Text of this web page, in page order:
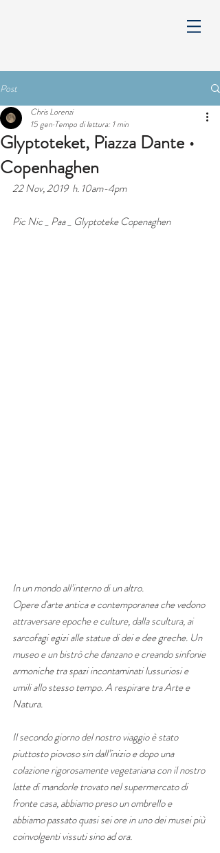
Post
Glyptoteket, Piazza Dante •
Copenhaghen
Chris Lorenzi
15 gen Tempo di lettura: 1 min
22 Nov, 2019  h. 10am-4pm
Pic Nic _ Paa _ Glyptoteke Copenaghen
In un mondo all’interno di un altro.
Opere d'arte antica e contemporanea che vedono
attraversare epoche e culture, dalla scultura, ai
sarcofagi egizi alle statue di dei e dee greche. Un
museo e un bistrò che danzano e creando sinfonie
armoniche tra spazi incontaminati lussuriosi e
umili allo stesso tempo. A respirare tra Arte e
Natura.
Il secondo giorno del nostro viaggio è stato
piuttosto piovoso sin dall’inizio e dopo una
colazione rigorosamente vegetariana con il nostro
latte di mandorle trovato nel supermercato di
fronte casa, abbiamo preso un ombrello e
abbiamo passato quasi sei ore in uno dei musei più
coinvolgenti vissuti sino ad ora.